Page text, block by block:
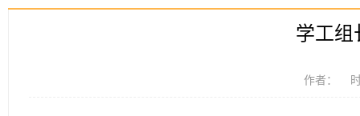
学工组
作者： 时